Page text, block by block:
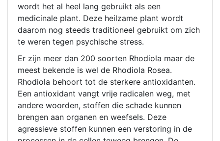
wordt het al heel lang gebruikt als een
medicinale plant. Deze heilzame plant wordt
daarom nog steeds traditioneel gebruikt om zich
te weren tegen psychische stress.
Er zijn meer dan 200 soorten Rhodiola maar de
meest bekende is wel de Rhodiola Rosea.
Rhodiola behoort tot de sterkere antioxidanten.
Een antioxidant vangt vrije radicalen weg, met
andere woorden, stoffen die schade kunnen
brengen aan organen en weefsels. Deze
agressieve stoffen kunnen een verstoring in de